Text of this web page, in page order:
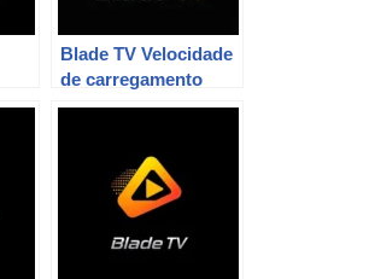
Blade TV Velocidade
de carregamento